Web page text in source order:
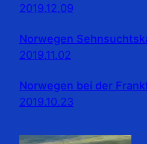
2019.12.09
Norwegen
2019.11.02
Norwegen bei der
2019.10.23